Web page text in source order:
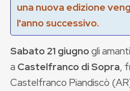
una nuova edizione
l'anno successivo.
Sabato 21 giugnogli
a Castelfranco di Sopra,
Castelfranco Piandiscò